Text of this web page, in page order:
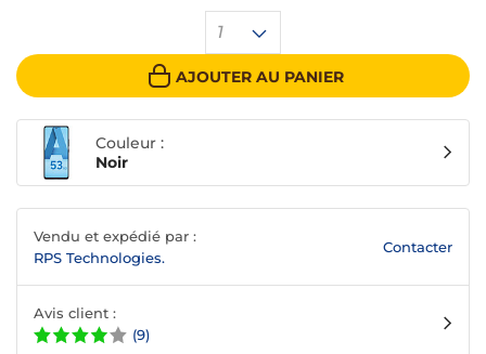
1
AJOUTER AU PANIER
Couleur :
Noir
Vendu et expédié par :
RPS Technologies.
Contacter
Avis client :
(9)